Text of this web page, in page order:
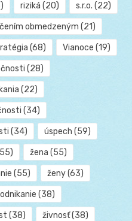
riziká (20) s.r.o. (22)
obmedzeným (21)
(68) Vianoce (19)
(28)
(22)
(34)
(34) úspech (59)
žena (55)
(55) ženy(63)
(38)
(38) živnosť(38)